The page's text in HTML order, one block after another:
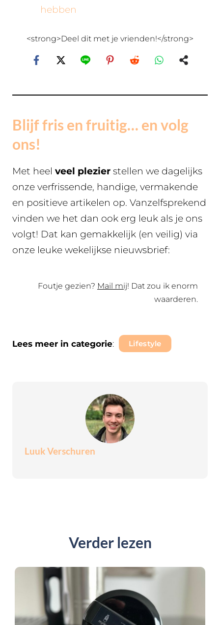
hebben
<strong>Deel dit met je vrienden!</strong>
Blijf fris en fruitig… en volg
ons!
Met heel veel plezier stellen we dagelijks
onze verfrissende, handige, vermakende
en positieve artikelen op. Vanzelfsprekend
vinden we het dan ook erg leuk als je ons
volgt! Dat kan gemakkelijk (en veilig) via
onze leuke wekelijkse nieuwsbrief:
Foutje gezien? Mail mij! Dat zou ik enorm
waarderen.
Lees meer in categorie: Lifestyle
Luuk Verschuren
Verder lezen